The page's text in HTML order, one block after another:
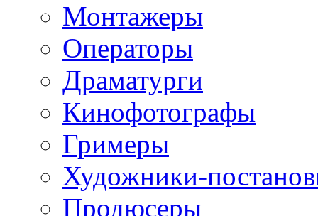
Монтажеры
Операторы
Драматурги
Кинофотографы
Гримеры
Художники-
Продюсеры